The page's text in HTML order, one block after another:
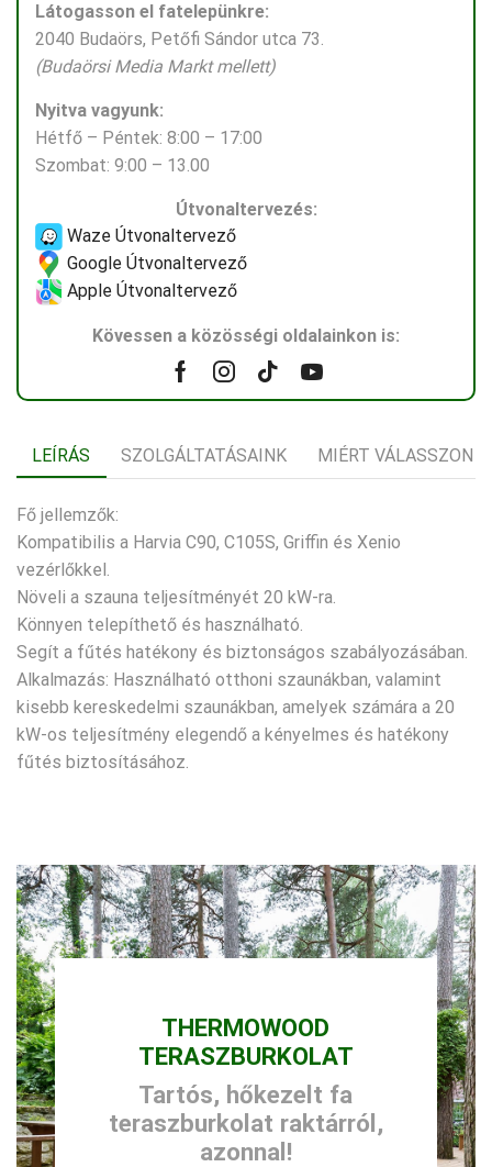
Látogasson el fatelepünkre:
2040 Budaörs, Petőfi Sándor utca 73.
(Budaörsi Media Markt mellett)
Nyitva vagyunk:
Hétfő – Péntek: 8:00 – 17:00
Szombat: 9:00 – 13.00
Útvonaltervezés:
Waze Útvonaltervező
Google Útvonaltervező
Apple Útvonaltervező
Kövessen a közösségi oldalainkon is:
Facebook
Instagram
Tik- Youtube
LEÍRÁS SZOLGÁLTATÁSAINK MIÉRT VÁLASSZON
Fő jellemzők:
Kompatibilis a Harvia C90, C105S, Griffin és Xenio
vezérlőkkel.
Növeli a szauna teljesítményét 20 kW-ra.
Könnyen telepíthető és használható.
Segít a fűtés hatékony és biztonságos szabályozásában.
Alkalmazás: Használható otthoni szaunákban, valamint
kisebb kereskedelmi szaunákban, amelyek számára a 20
kW-os teljesítmény elegendő a kényelmes és hatékony
fűtés biztosításához.
THERMOWOOD
TERASZBURKOLAT
Tartós, hőkezelt fa
teraszburkolat raktárról,
azonnal!